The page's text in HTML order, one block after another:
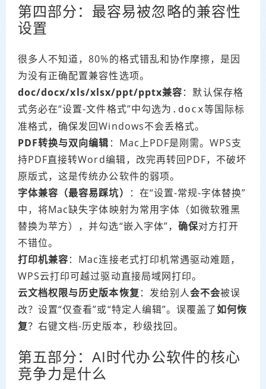
第四部分：最容易被忽略的兼容性
设置
很多人不知道，80%的格式错乱和协作摩擦，是因
为没有正确配置兼容性选项。
doc/docx/xls/xlsx/ppt/pptx兼容：默认保存格
式务必在“设置-文件格式”中勾选为 .docx等国际标
准格式，确保发回Windows不会丢格式。
PDF转换与双向编辑 ：Mac上PDF是刚需。WPS支
持PDF直接转Word编辑，改完再转回PDF，不破坏
原版式，这是传统办公软件的弱项。
字体兼容（最容易踩坑）
：在“设置-常规-字体替换”
中，将Mac缺失字体映射为常用字体（如微软雅黑
替换为苹方），并勾选“嵌入字体”， 确保对方打开
不错位。
打印机兼容：Mac连接老式打印机常遇驱动难题，
WPS云打印可越过驱动直接局域网打印。
云文档权限与历史版本恢复 ：发给别人会不会被误
改？设置“仅查看”或“特定人编辑”。误覆盖了如何恢
复？右键文档-历史版本，秒级找回。
第五部分：AI时代办公软件的核心
竞争力是什么